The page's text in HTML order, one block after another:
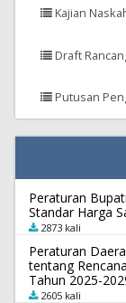
Kajian
Draft
Putusan
Peraturan
Standar Harga
2873 kali
Peraturan
tentang
Tahun 2025-
2605 kali